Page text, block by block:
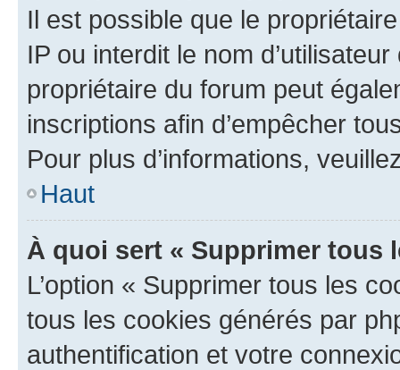
Il est possible que le
IP ou interdit le nom
propriétaire du forum peut
inscriptions afin d’empêcher
Pour plus d’informations,
Haut
À quoi sert « Supprimer tous
L’option « Supprimer tous les
tous les cookies générés par
authentification et votre